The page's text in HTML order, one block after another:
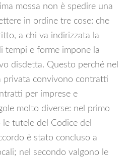
mossa non è spedire una
in ordine tre cose: che
a chi va indirizzata la
tempi e forme impone la
disdetta. Questo perché nel
privata convivono contratti
per imprese e
molto diverse: nel primo
tutele del Codice del
è stato concluso a
nel secondo valgono le